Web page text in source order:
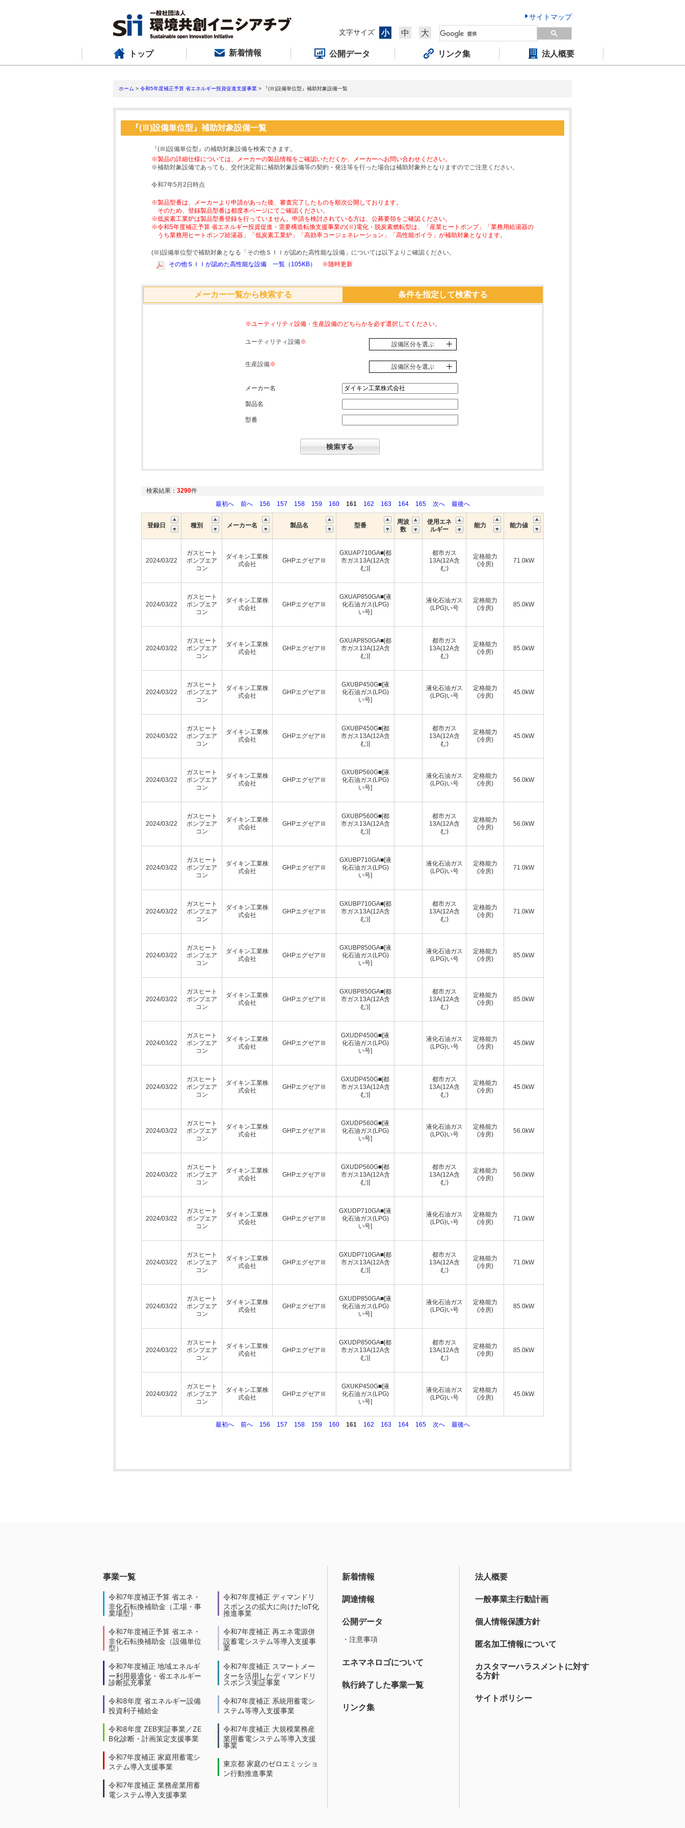
サイトマップ
文字サイズ
小 中 大
トップ 新着情報 公開データ リンク集 法人概要
ホーム > 令和5年度補正予算 省エネルギー投資促進支援事業 > 『(Ⅲ)設備単位型』補助対象設備一覧
『(Ⅲ)設備単位型』補助対象設備一覧
『(Ⅲ)設備単位型』の補助対象設備を検索できます。
※製品の詳細仕様については、メーカーの製品情報をご確認いただくか、メーカーへお問い合わせください。
※補助対象設備であっても、交付決定前に補助対象設備等の契約・発注等を行った場合は補助対象外となりますのでご注意ください。
令和7年5月2日時点
※製品型番は、メーカーより申請があった後、審査完了したものを順次公開しております。
そのため、登録製品型番は都度本ページにてご確認ください。
※低炭素工業炉は製品型番登録を行っていません。申請を検討されている方は、公募要領をご確認ください。
※令和5年度補正予算 省エネルギー投資促進・需要構造転換支援事業の(Ⅱ)電化・脱炭素燃転型は、「産業ヒートポンプ」「業務用給湯器の
うち業務用ヒートポンプ給湯器」「低炭素工業炉」「高効率コージェネレーション」「高性能ボイラ」が補助対象となります。
(Ⅲ)設備単位型で補助対象となる「その他ＳＩＩが認めた高性能な設備」については以下よりご確認ください。
その他ＳＩＩが認めた高性能な設備 一覧（105KB）
※随時更新
メーカー一覧から検索する 条件を指定して検索する
※ユーティリティ設備・生産設備のどちらかを必ず選択してください。
ユーティリティ設備※ 設備区分を選ぶ
生産設備※ 設備区分を選ぶ
メーカー名
製品名
型番
検索結果： 3290件
最初へ
前へ 156 157 158 159 160 161 162 163 164 165 次へ 最後へ
登録日 種別 メーカー名 製品名 型番
周波
数
使用エネ
ルギー
能力 能力値
2024/03/22
ガスヒート
ポンプエア
コン
ダイキン工業株
式会社
GHPエグゼアⅢ
GXUAP710GA■[都
市ガス13A(12A含
む)]
都市ガス
13A(12A含
む)
定格能力
(冷房)
71.0kW
2024/03/22
ガスヒート
ポンプエア
コン
ダイキン工業株
式会社
GHPエグゼアⅢ
GXUAP850GA■[液
化石油ガス(LPG)
い号]
液化石油ガス
(LPG)い号
定格能力
(冷房)
85.0kW
2024/03/22
ガスヒート
ポンプエア
コン
ダイキン工業株
式会社
GHPエグゼアⅢ
GXUAP850GA■[都
市ガス13A(12A含
む)]
都市ガス
13A(12A含
む)
定格能力
(冷房)
85.0kW
2024/03/22
ガスヒート
ポンプエア
コン
ダイキン工業株
式会社
GHPエグゼアⅢ
GXUBP450G■[液
化石油ガス(LPG)
い号]
液化石油ガス
(LPG)い号
定格能力
(冷房)
45.0kW
2024/03/22
ガスヒート
ポンプエア
コン
ダイキン工業株
式会社
GHPエグゼアⅢ
GXUBP450G■[都
市ガス13A(12A含
む)]
都市ガス
13A(12A含
む)
定格能力
(冷房)
45.0kW
2024/03/22
ガスヒート
ポンプエア
コン
ダイキン工業株
式会社
GHPエグゼアⅢ
GXUBP560G■[液
化石油ガス(LPG)
い号]
液化石油ガス
(LPG)い号
定格能力
(冷房)
56.0kW
2024/03/22
ガスヒート
ポンプエア
コン
ダイキン工業株
式会社
GHPエグゼアⅢ
GXUBP560G■[都
市ガス13A(12A含
む)]
都市ガス
13A(12A含
む)
定格能力
(冷房)
56.0kW
2024/03/22
ガスヒート
ポンプエア
コン
ダイキン工業株
式会社
GHPエグゼアⅢ
GXUBP710GA■[液
化石油ガス(LPG)
い号]
液化石油ガス
(LPG)い号
定格能力
(冷房)
71.0kW
2024/03/22
ガスヒート
ポンプエア
コン
ダイキン工業株
式会社
GHPエグゼアⅢ
GXUBP710GA■[都
市ガス13A(12A含
む)]
都市ガス
13A(12A含
む)
定格能力
(冷房)
71.0kW
2024/03/22
ガスヒート
ポンプエア
コン
ダイキン工業株
式会社
GHPエグゼアⅢ
GXUBP850GA■[液
化石油ガス(LPG)
い号]
液化石油ガス
(LPG)い号
定格能力
(冷房)
85.0kW
2024/03/22
ガスヒート
ポンプエア
コン
ダイキン工業株
式会社
GHPエグゼアⅢ
GXUBP850GA■[都
市ガス13A(12A含
む)]
都市ガス
13A(12A含
む)
定格能力
(冷房)
85.0kW
2024/03/22
ガスヒート
ポンプエア
コン
ダイキン工業株
式会社
GHPエグゼアⅢ
GXUDP450G■[液
化石油ガス(LPG)
い号]
液化石油ガス
(LPG)い号
定格能力
(冷房)
45.0kW
2024/03/22
ガスヒート
ポンプエア
コン
ダイキン工業株
式会社
GHPエグゼアⅢ
GXUDP450G■[都
市ガス13A(12A含
む)]
都市ガス
13A(12A含
む)
定格能力
(冷房)
45.0kW
2024/03/22
ガスヒート
ポンプエア
コン
ダイキン工業株
式会社
GHPエグゼアⅢ
GXUDP560G■[液
化石油ガス(LPG)
い号]
液化石油ガス
(LPG)い号
定格能力
(冷房)
56.0kW
2024/03/22
ガスヒート
ポンプエア
コン
ダイキン工業株
式会社
GHPエグゼアⅢ
GXUDP560G■[都
市ガス13A(12A含
む)]
都市ガス
13A(12A含
む)
定格能力
(冷房)
56.0kW
2024/03/22
ガスヒート
ポンプエア
コン
ダイキン工業株
式会社
GHPエグゼアⅢ
GXUDP710GA■[液
化石油ガス(LPG)
い号]
液化石油ガス
(LPG)い号
定格能力
(冷房)
71.0kW
2024/03/22
ガスヒート
ポンプエア
コン
ダイキン工業株
式会社
GHPエグゼアⅢ
GXUDP710GA■[都
市ガス13A(12A含
む)]
都市ガス
13A(12A含
む)
定格能力
(冷房)
71.0kW
2024/03/22
ガスヒート
ポンプエア
コン
ダイキン工業株
式会社
GHPエグゼアⅢ
GXUDP850GA■[液
化石油ガス(LPG)
い号]
液化石油ガス
(LPG)い号
定格能力
(冷房)
85.0kW
2024/03/22
ガスヒート
ポンプエア
コン
ダイキン工業株
式会社
GHPエグゼアⅢ
GXUDP850GA■[都
市ガス13A(12A含
む)]
都市ガス
13A(12A含
む)
定格能力
(冷房)
85.0kW
2024/03/22
ガスヒート
ポンプエア
コン
ダイキン工業株
式会社
GHPエグゼアⅢ
GXUKP450G■[液
化石油ガス(LPG)
い号]
液化石油ガス
(LPG)い号
定格能力
(冷房)
45.0kW
最初へ 前へ 156 157 158 159 160 161 162 163 164 165 次へ 最後へ
事業一覧
令和7年度補正予算 省エネ・
非化石転換補助金（工場・事
業場型）
令和7年度補正予算 省エネ・
非化石転換補助金（設備単位
型）
令和7年度補正 地域エネルギ
ー利用最適化・省エネルギー
診断拡充事業
令和8年度 省エネルギー設備
投資利子補給金
令和8年度 ZEB実証事業／ZE
B化診断・計画策定支援事業
令和7年度補正 家庭用蓄電シ
ステム導入支援事業
令和7年度補正 業務産業用蓄
電システム導入支援事業
令和7年度補正 ディマンドリ
スポンスの拡大に向けたIoT化
推進事業
令和7年度補正 再エネ電源併
設蓄電システム等導入支援事
業
令和7年度補正 スマートメー
ターを活用したディマンドリ
スポンス実証事業
令和7年度補正 系統用蓄電シ
ステム等導入支援事業
令和7年度補正 大規模業務産
業用蓄電システム等導入支援
事業
東京都 家庭のゼロエミッショ
ン行動推進事業
新着情報
調達情報
公開データ
・注意事項
エネマネロゴについて
執行終了した事業一覧
リンク集
法人概要
一般事業主行動計画
個人情報保護方針
匿名加工情報について
カスタマーハラスメントに対す
る方針
サイトポリシー